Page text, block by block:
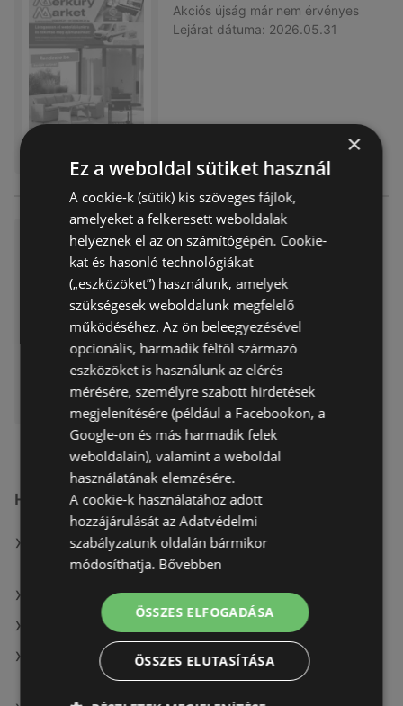
Akciós újság már nem érvényes
Lejárat dátuma: 2026.05.31
Pdf hu 04 2026
Akciós újság már nem érvényes
Lejárat dátuma: 2026.04.30
Hasonló kiskereskedők itt: Szeged
Mutassa a(z) Penny-Market Kft. összes ajánlatát itt:
Szeged
Mutassa a(z) Müller HU összes ajánlatát itt: Szeged
Mutassa a(z) Ecofamily összes ajánlatát itt: Szeged
Mutassa a(z) Coop Tisza összes ajánlatát itt:
×
Ez a weboldal sütiket használ
A cookie-k (sütik) kis szöveges fájlok,
amelyeket a felkeresett weboldalak
helyeznek el az ön számítógépén. Cookie-
kat és hasonló technológiákat
(„eszközöket”) használunk, amelyek
szükségesek weboldalunk megfelelő
működéséhez. Az ön beleegyezésével
opcionális, harmadik féltől származó
eszközöket is használunk az elérés
mérésére, személyre szabott hirdetések
megjelenítésére (például a Facebookon, a
Google-on és más harmadik felek
weboldalain), valamint a weboldal
használatának elemzésére.
A cookie-k használatához adott
hozzájárulását az Adatvédelmi
szabályzatunk oldalán bármikor
módosíthatja. Bővebben
ÖSSZES ELFOGADÁSA
ÖSSZES ELUTASÍTÁSA